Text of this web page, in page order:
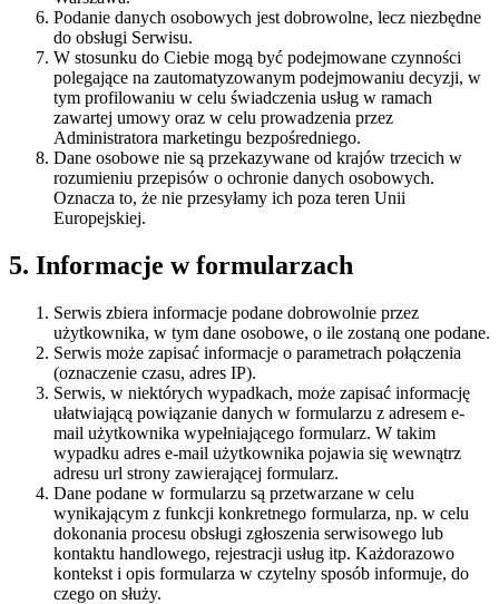
Podanie danych osobowych jest dobrowolne, lecz niezbędne
do obsługi Serwisu.
W stosunku do Ciebie mogą być podejmowane czynności
polegające na zautomatyzowanym podejmowaniu decyzji, w
tym profilowaniu w celu świadczenia usług w ramach
zawartej umowy oraz w celu prowadzenia przez
Administratora marketingu bezpośredniego.
Dane osobowe nie są przekazywane od krajów trzecich w
rozumieniu przepisów o ochronie danych osobowych.
Oznacza to, że nie przesyłamy ich poza teren Unii
Europejskiej.
5. Informacje w formularzach
Serwis zbiera informacje podane dobrowolnie przez
użytkownika, w tym dane osobowe, o ile zostaną one podane.
Serwis może zapisać informacje o parametrach połączenia
(oznaczenie czasu, adres IP).
Serwis, w niektórych wypadkach, może zapisać informację
ułatwiającą powiązanie danych w formularzu z adresem e-
mail użytkownika wypełniającego formularz. W takim
wypadku adres e-mail użytkownika pojawia się wewnątrz
adresu url strony zawierającej formularz.
Dane podane w formularzu są przetwarzane w celu
wynikającym z funkcji konkretnego formularza, np. w celu
dokonania procesu obsługi zgłoszenia serwisowego lub
kontaktu handlowego, rejestracji usług itp. Każdorazowo
kontekst i opis formularza w czytelny sposób informuje, do
czego on służy.